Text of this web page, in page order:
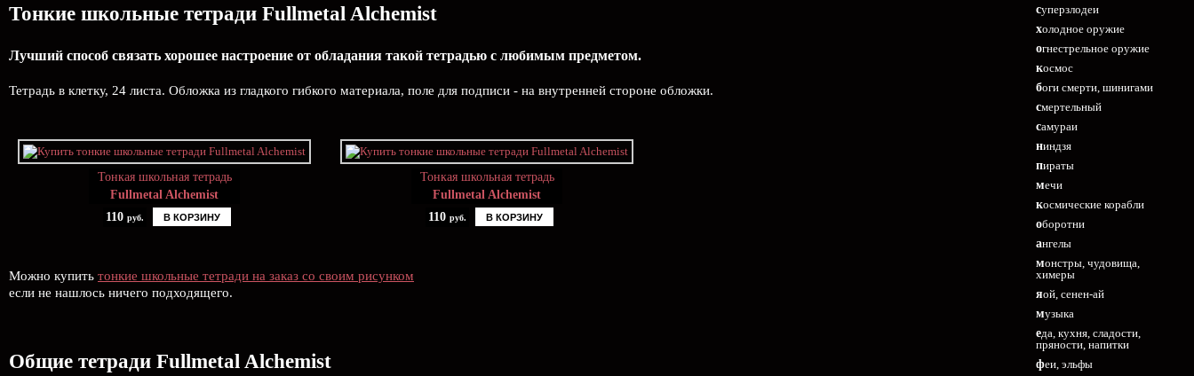
Тонкие школьные тетради Fullmetal Alchemist
Лучший способ связать хорошее настроение от обладания такой тетрадью c любимым предметом.
Тетрадь в клетку, 24 листа. Обложка из гладкого гибкого материала, поле для подписи - на внутренней стороне обложки.
Тонкая школьная тетрадь
Fullmetal Alchemist
110 руб. В КОРЗИНУ
Тонкая школьная тетрадь
Fullmetal Alchemist
110 руб. В КОРЗИНУ
Можно купить тонкие школьные тетради на заказ со своим рисунком
если не нашлось ничего подходящего.
Общие тетради Fullmetal Alchemist
суперзлодеи
холодное оружие
огнестрельное оружие
космос
боги смерти, шинигами
смертельный
самураи
ниндзя
пираты
мечи
космические корабли
оборотни
ангелы
монстры, чудовища,
химеры
яой, сенен-ай
музыка
еда, кухня, сладости,
пряности, напитки
феи, эльфы